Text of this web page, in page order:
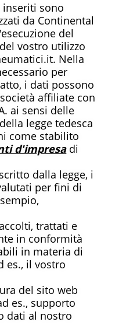
sono
da Continental
del
vostro utilizzo
Nella
per
i dati possono
affiliate con
ai sensi delle
legge tedesca
come stabilito
d'impresadi
dalla legge, i
per fini di
trattati e
in conformità
in materia di
es., il vostro
del sito web
es., supporto
dati al nostro